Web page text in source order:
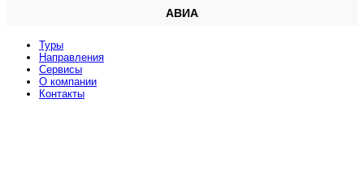
АВИА
Туры
Направления
Сервисы
O компании
Контакты